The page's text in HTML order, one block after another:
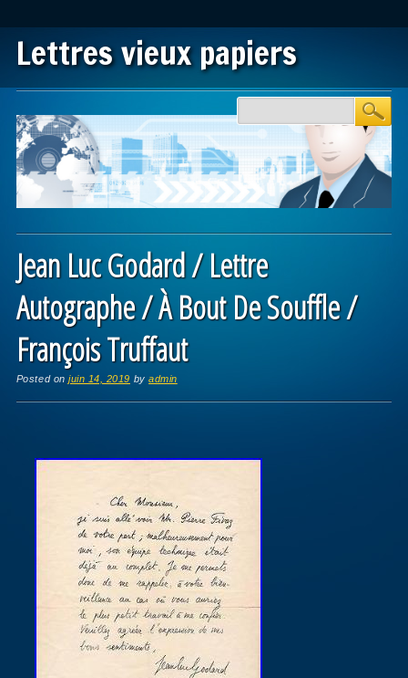
Lettres vieux papiers
Main menu
Jean Luc Godard / Lettre
Autographe / À Bout De Souffle /
François Truffaut
Posted onjuin 14, 2019 byadmin